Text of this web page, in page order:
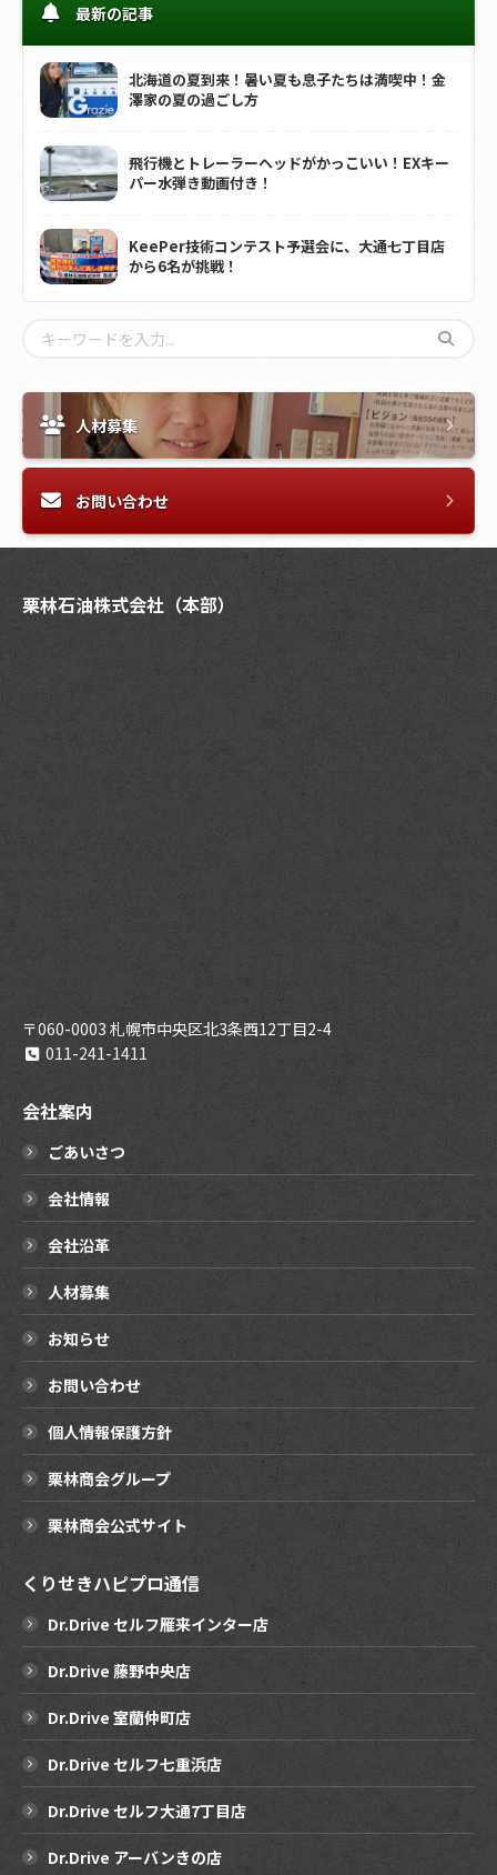
最新の記事
北海道の夏到来！暑い夏も息子たちは満喫中！金
澤家の夏の過ごし方
飛行機とトレーラーヘッドがかっこいい！EXキー
パー水弾き動画付き！
KeePer技術コンテスト予選会に、大通七丁目店
から6名が挑戦！
人材募集
お問い合わせ
栗林石油株式会社（本部）
〒060-0003 札幌市中央区北3条西12丁目2-4
011-241-1411
会社案内
ごあいさつ
会社情報
会社沿革
人材募集
お知らせ
お問い合わせ
個人情報保護方針
栗林商会グループ
栗林商会公式サイト
くりせきハピプロ通信
Dr.Drive セルフ雁来インター店
Dr.Drive 藤野中央店
Dr.Drive 室蘭仲町店
Dr.Drive セルフ七重浜店
Dr.Drive セルフ大通7丁目店
Dr.Drive アーバンきの店